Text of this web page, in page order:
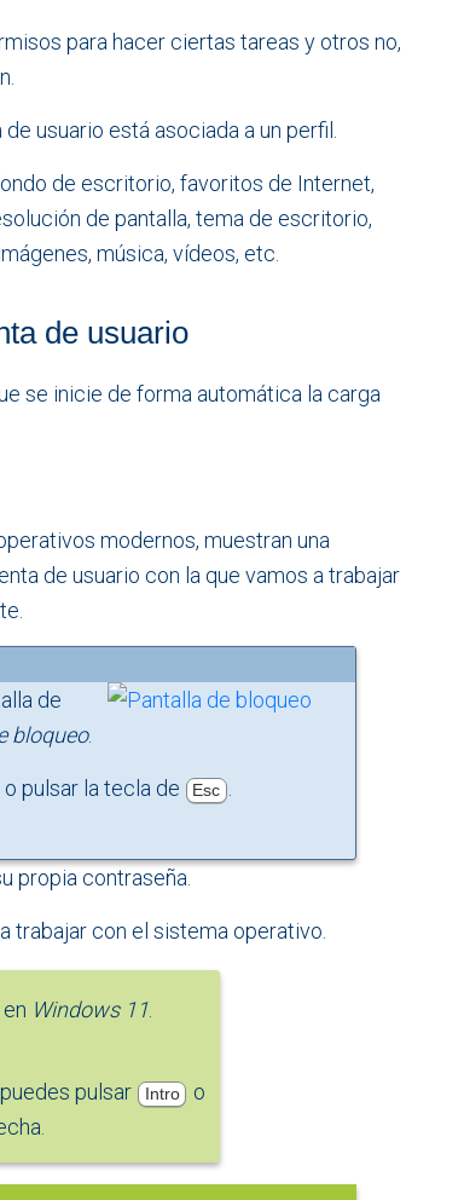
para hacer ciertas tareas y otros no,
usuario está asociada a un perfil.
de escritorio, favoritos de Internet,
de pantalla, tema de escritorio,
música, vídeos, etc.
de usuario
se inicie de forma automática la carga
modernos, muestran una
de usuario con la que vamos a trabajar
de
bloqueo.
pulsar la tecla de Esc
propia contraseña.
trabajar con el sistema operativo.
Windows 11
pulsar Intro
o